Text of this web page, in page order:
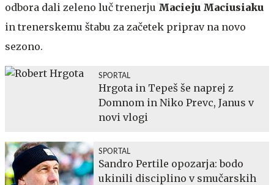
odbora dali zeleno luč trenerju Macieju Maciusiaku
in trenerskemu štabu za začetek priprav na novo
sezono.
SPORTAL
Hrgota in Tepeš še naprej z
Domnom in Niko Prevc, Janus v
novi vlogi
SPORTAL
Sandro Pertile opozarja: bodo
ukinili disciplino v smučarskih